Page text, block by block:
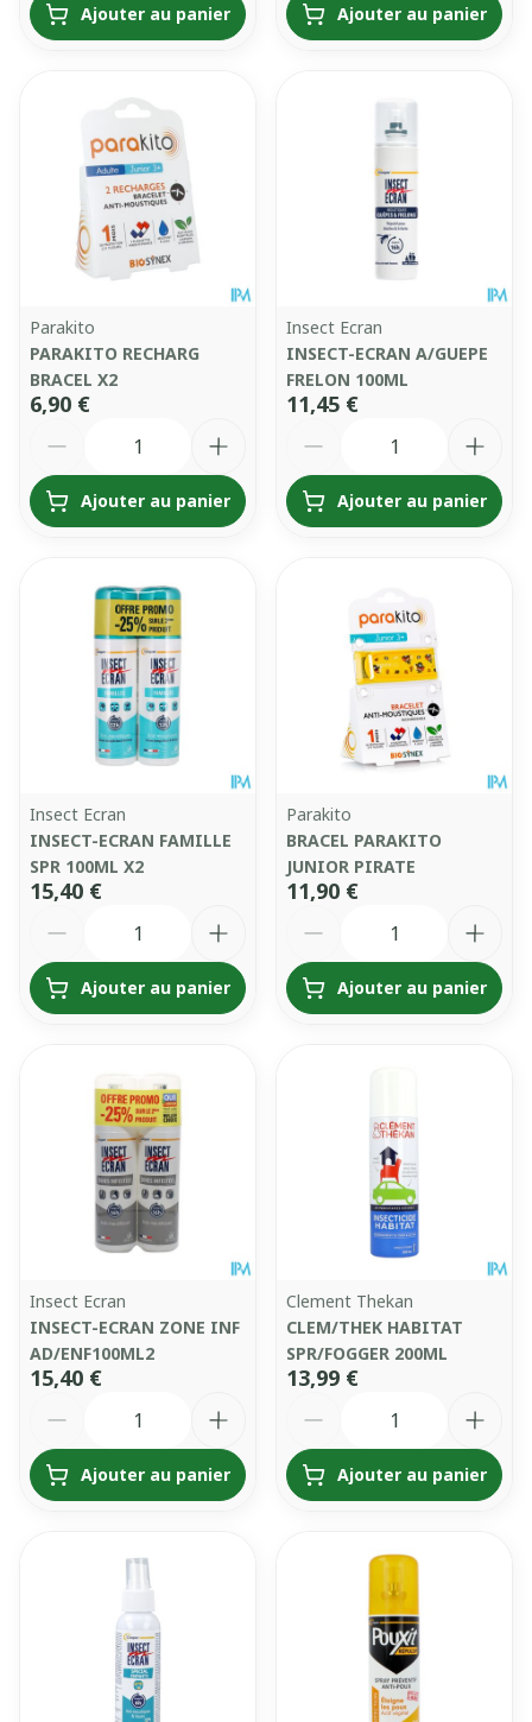
Ajouter au panier Ajouter au panier
Parakito
PARAKITO RECHARG
BRACEL X2
6,90 €
Ajouter au panier
Insect Ecran
INSECT-ECRAN A/GUEPE
FRELON 100ML
11,45 €
Ajouter au panier
Insect Ecran
INSECT-ECRAN FAMILLE
SPR 100ML X2
15,40 €
Ajouter au panier
Parakito
BRACEL PARAKITO
JUNIOR PIRATE
11,90 €
Ajouter au panier
Insect Ecran
INSECT-ECRAN ZONE INF
AD/ENF100ML2
15,40 €
Ajouter au panier
Clement Thekan
CLEM/THEK HABITAT
SPR/FOGGER 200ML
13,99 €
Ajouter au panier